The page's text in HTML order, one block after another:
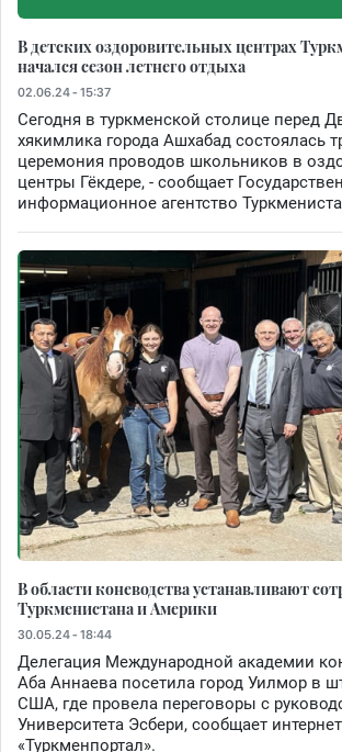
В детских оздоровительных центрах
начался сезон летнего отдыха
02.06.24 - 15:37
Сегодня в туркменской столице перед
хякимлика города Ашхабад состоялась
церемония проводов школьников в
центры Гёкдере, - сообщает
информационное агентство
В области коневодства устанавливают
Туркменистана и Америки
30.05.24 - 18:44
Делегация Международной академии
Аба Аннаева посетила город Уилмор в
США, где провела переговоры с
Университета Эсбери, сообщает
«Туркменпортал».